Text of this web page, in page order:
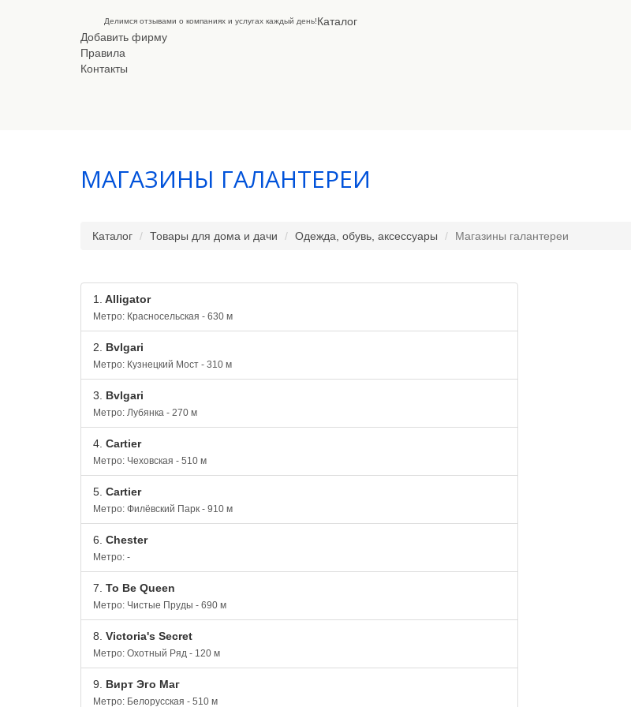
Делимся отзывами о компаниях и услугах каждый день!Каталог
Добавить фирму
Правила
Контакты
МАГАЗИНЫ ГАЛАНТЕРЕИ
Каталог Товары для дома и дачи Одежда, обувь, аксессуары Магазины галантереи
1. Alligator
Метро: Красносельская - 630 м
2. Bvlgari
Метро: Кузнецкий Мост - 310 м
3. Bvlgari
Метро: Лубянка - 270 м
4. Cartier
Метро: Чеховская - 510 м
5. Cartier
Метро: Филёвский Парк - 910 м
6. Chester
Метро: -
7. To Be Queen
Метро: Чистые Пруды - 690 м
8. Victoria's Secret
Метро: Охотный Ряд - 120 м
9. Вирт Эго Маг
Метро: Белорусская - 510 м